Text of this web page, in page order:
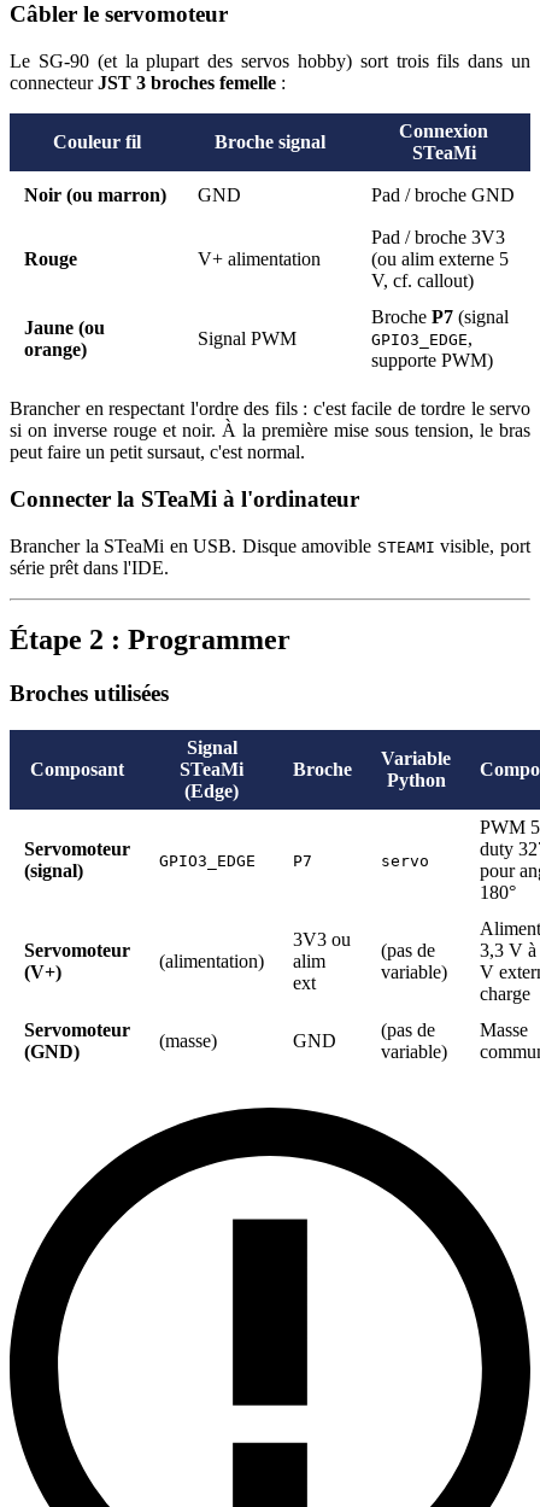
Câbler le servomoteur
Le SG-90 (et la plupart des servos hobby) sort trois fils dans un
connecteurJST 3 broches femelle :
Couleur fil Broche signal
Connexion
STeaMi
Noir (ou marron) GND Pad / broche GND
Rouge V+ alimentation
Pad / broche 3V3
(ou alim externe 5
V, cf. callout)
Jaune (ou
orange)
Signal PWM
Broche P7 (signal
GPIO3_EDGE,
supporte PWM)
Brancher en respectant l'ordre des fils : c'est facile de tordre le servo
si on inverse rouge et noir. À la première mise sous tension, le bras
peut faire un petit sursaut, c'est normal.
Connecter la STeaMi à l'ordinateur
Brancher la STeaMi en USB. Disque amovible STEAMI visible, port
série prêt dans l'IDE.
Étape 2 : Programmer
Broches utilisées
Composant
Signal
STeaMi
(Edge)
Broche
Variable
Python
Servomoteur
(signal)
GPIO3_EDGE P7 servo
PWM
duty
pour
180°
Servomoteur
(V+)
(alimentation)
3V3 ou
alim
ext
(pas de
variable)
3,3 V
V
charge
Servomoteur
(GND)
(masse) GND
(pas de
variable)
Masse